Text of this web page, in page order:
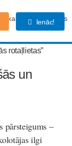
kalendārs Forums
Ienāc!
un
pārsteigums –
ilgi